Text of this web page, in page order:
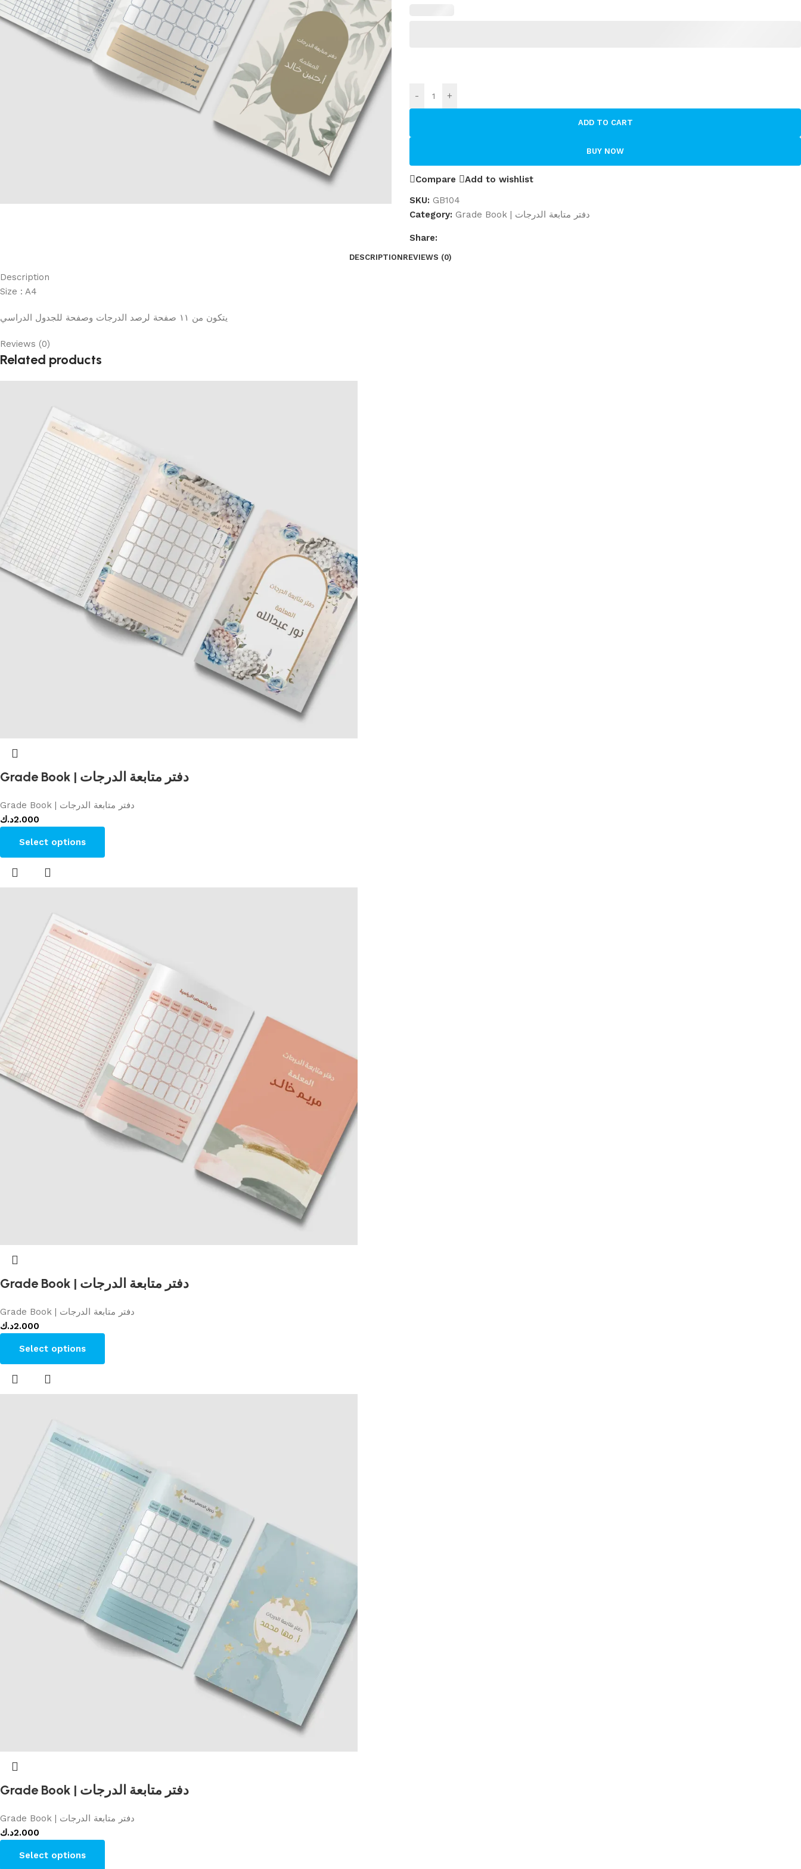
- +
ADD TO CART
BUY NOW
Compare
Add to wishlist
SKU: GB104
Category:
Grade Book | دفتر متابعة الدرجات
Share:
DESCRIPTIONREVIEWS (0)
Description
Size : A4
يتكون من ١١ صفحة لرصد الدرجات وصفحة للجدول الدراسي
Reviews (0)
Related products
Grade Book | دفتر متابعة الدرجات
Grade Book | دفتر متابعة الدرجات
2.000د.ك
Select options
Grade Book | دفتر متابعة الدرجات
Grade Book | دفتر متابعة الدرجات
2.000د.ك
Select options
Grade Book | دفتر متابعة الدرجات
Grade Book | دفتر متابعة الدرجات
2.000د.ك
Select options